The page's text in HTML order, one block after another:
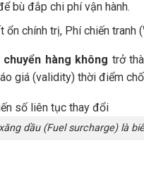
bù đắp chi phí vận hành.
chính trị, Phí chiến
hàng không trở
giá (validity) thời điểm
dầu (Fuel surcharge) là